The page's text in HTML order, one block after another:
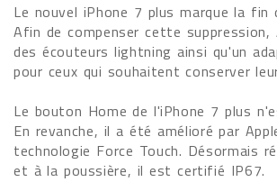
Le nouvel iPhone 7 plus marque la fin
Afin de compenser cette
des écouteurs lightning ainsi qu'un
pour ceux qui souhaitent conserver
Le bouton Home de l'iPhone 7 plus
En revanche, il a été amélioré par
technologie Force Touch. Désormais
et à la poussière, il est certifié IP67.